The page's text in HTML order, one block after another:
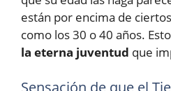
están por encima de
como los 30 o 40 años.
la eterna juventud que
Sensación de que el